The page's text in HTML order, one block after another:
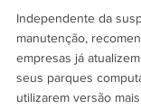
Independente da
manutenção,
empresas já
seus parques
utilizarem versão